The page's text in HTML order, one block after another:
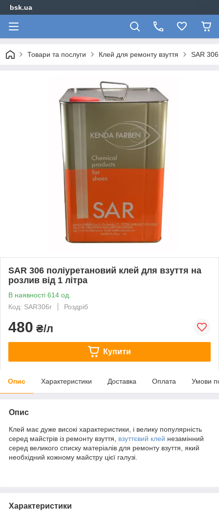
bsk.ua
Товари та послуги Клей для ремонту взуття SAR 306
SAR 306 поліуретановий клей для взуття на
розлив від 1 літра
В наявності 614 од.
Код: SAR306r
Роздріб
480 ₴/л
Купити
Опис Характеристики Доставка Оплата Умови
Опис
Клей має дуже високі характеристики, і велику популярність
серед майстрів із ремонту взуття, взуттєвий клей незамінний
серед великого списку матеріалів для ремонту взуття, який
необхідний кожному майстру цієї галузі.
Характеристики